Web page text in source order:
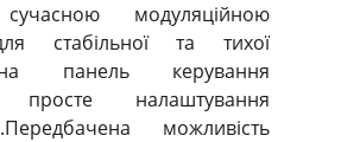
модуляційною
стабільної та тихої
панель керування
просте налаштування
можливість